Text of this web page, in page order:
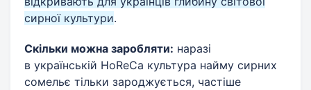
сирної культури.
Скільки можна заробляти: наразі
в українській HoReCa культура найму сирних
сомельє тільки зароджується, частіше